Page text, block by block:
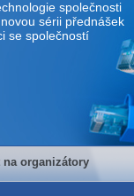
společnosti
sérii přednášek
se společností
na organizátory